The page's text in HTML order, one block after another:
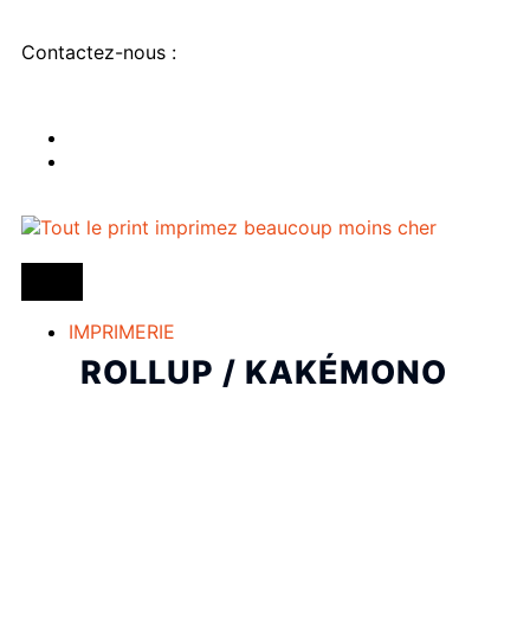
Contactez-nous :
IMPRIMERIE
ROLLUP / KAKÉMONO